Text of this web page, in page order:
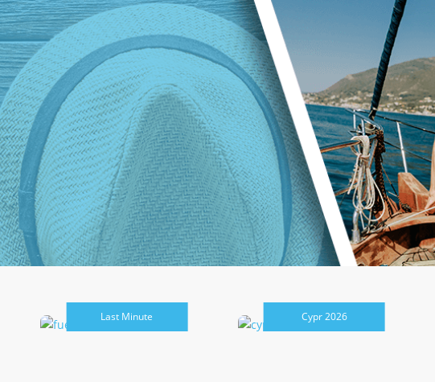
Last Minute Cypr 2026